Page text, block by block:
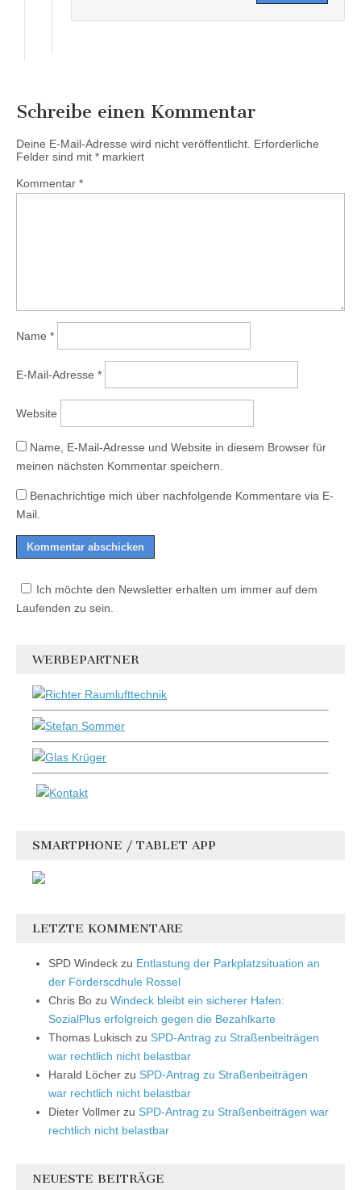
Schreibe einen Kommentar
Deine E-Mail-Adresse wird nicht veröffentlicht. Erforderliche
Felder sind mit * markiert
Kommentar *
Name *
E-Mail-Adresse *
Website
Name, E-Mail-Adresse und Website in diesem Browser für
meinen nächsten Kommentar speichern.
Benachrichtige mich über nachfolgende Kommentare via E-
Mail.
Ich möchte den Newsletter erhalten um immer auf dem
Laufenden zu sein.
WERBEPARTNER
SMARTPHONE / TABLET APP
LETZTE KOMMENTARE
SPD Windeck zu Entlastung der Parkplatzsituation an
der Förderscdhule Rossel
Chris Bo zu Windeck bleibt ein sicherer Hafen:
SozialPlus erfolgreich gegen die Bezahlkarte
Thomas Lukisch zu SPD-Antrag zu Straßenbeiträgen
war rechtlich nicht belastbar
Harald Löcher zu SPD-Antrag zu Straßenbeiträgen
war rechtlich nicht belastbar
Dieter Vollmer zu SPD-Antrag zu Straßenbeiträgen war
rechtlich nicht belastbar
NEUESTE BEITRÄGE